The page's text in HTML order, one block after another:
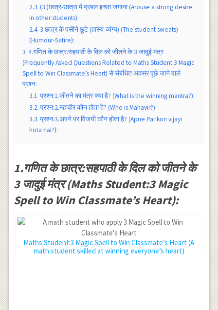
2.3 (3.)छात्र-छात्रा में प्रबल इच्छा जगाना (Arouse a strong desire
in other students):
2.4 3.छात्र के पसीने छूटे (हास्य-व्यंग्य) (The student sweats)
(Humour-Satire):
3 4.गणित के छात्र:सहपाठी के दिल को जीतने के 3 जादुई मंत्र
(Frequently Asked Questions Related to Maths Student:3 Magic
Spell to Win Classmate’s Heart) से संबंधित अक्सर पूछे जाने वाले
प्रश्न:
3.1 प्रश्न:1.जीतने का मंत्र क्या है? (What is the winning mantra?):
3.2 प्रश्न:2.महावीर कौन होता है? (Who is Mahavir?):
3.3 प्रश्न:3.अपने पर विजयी कौन होता है? (Apne Par kon vijayi
hota hai?):
1.गणित के छात्र:सहपाठी के दिल को जीतने के
3 जादुई मंत्र (Maths Student:3 Magic
Spell to Win Classmate’s Heart):
Maths Student:3 Magic Spell to Win Classmate’s Heart (A
math student skilled at winning everyone’s heart)